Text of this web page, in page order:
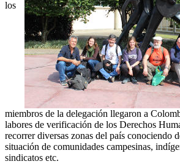
los
miembros de la delegación llegaron a
labores de verificación de los Derechos
recorrer diversas zonas del país conociendo
situación de comunidades campesinas,
sindicatos etc.